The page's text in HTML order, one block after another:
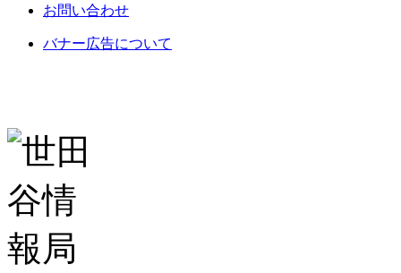
お問い合わせ
バナー広告について